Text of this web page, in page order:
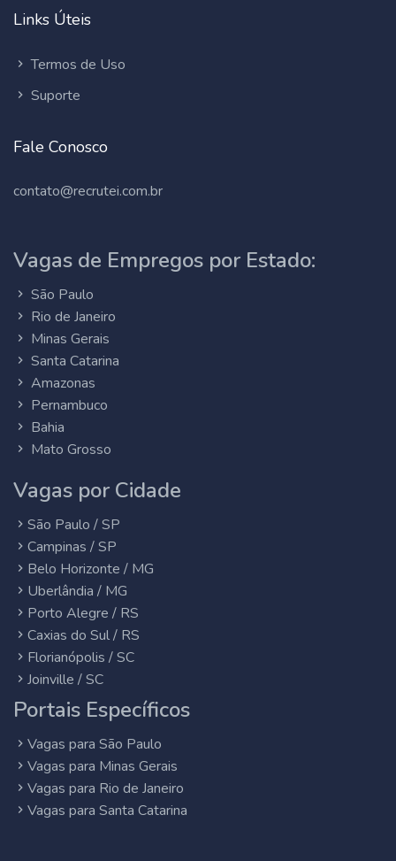
Links Úteis
Termos de Uso
Suporte
Fale Conosco
contato@recrutei.com.br
Vagas de Empregos por Estado:
São Paulo
Rio de Janeiro
Minas Gerais
Santa Catarina
Amazonas
Pernambuco
Bahia
Mato Grosso
Vagas por Cidade
São Paulo / SP
Campinas / SP
Belo Horizonte / MG
Uberlândia / MG
Porto Alegre / RS
Caxias do Sul / RS
Florianópolis / SC
Joinville / SC
Portais Específicos
Vagas para São Paulo
Vagas para Minas Gerais
Vagas para Rio de Janeiro
Vagas para Santa Catarina